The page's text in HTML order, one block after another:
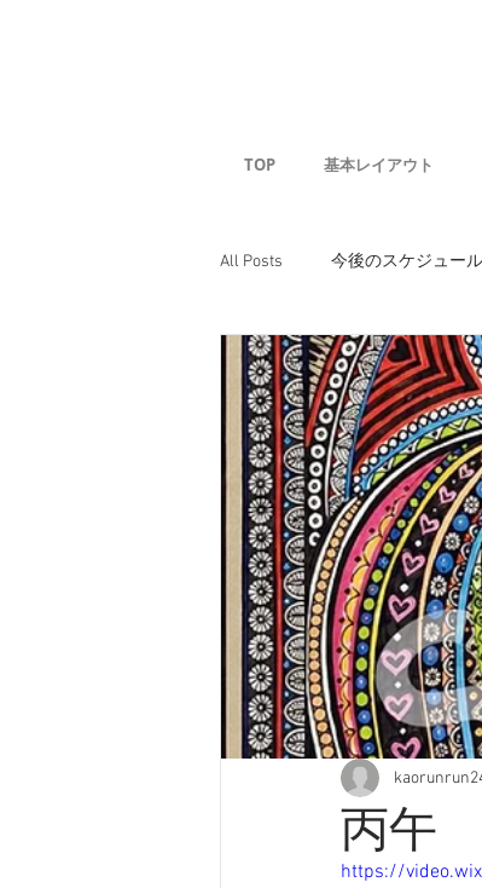
TOP 基本レイアウト
All Posts 今後のスケジュー
丙午
https://